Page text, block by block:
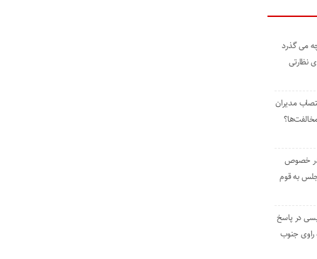
می گذرد
نظارتی
مدیران
در خصوص
به قوم
در پاسخ
جنوب